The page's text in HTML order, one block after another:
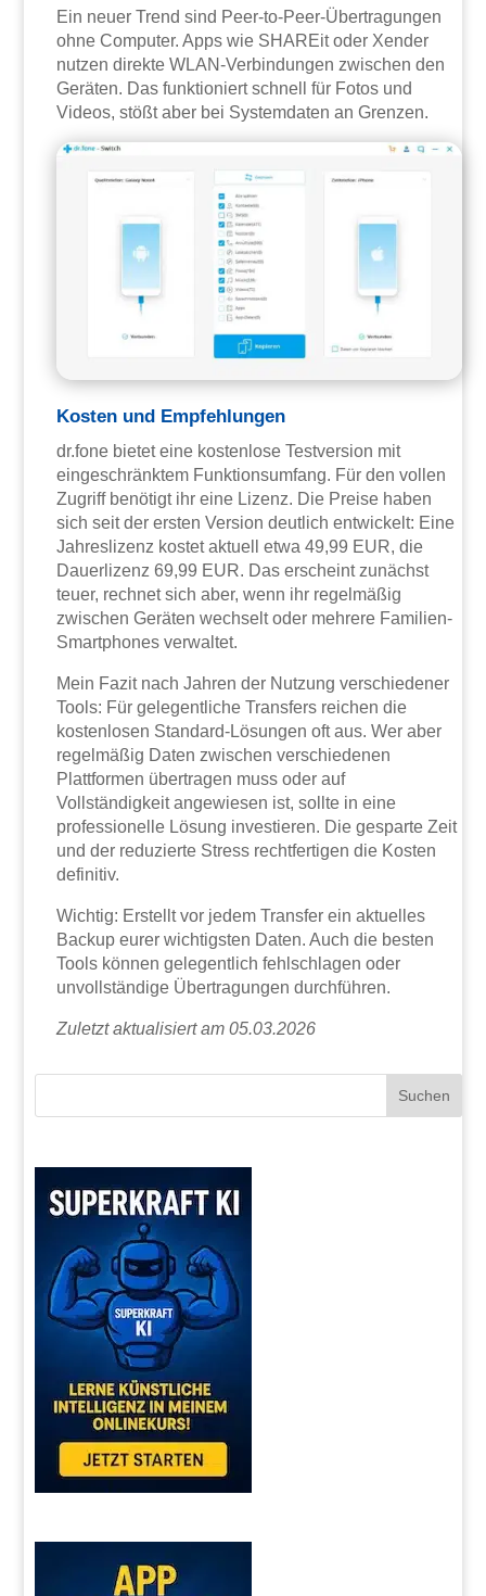
Ein neuer Trend sind Peer-to-Peer-Übertragungen
ohne Computer. Apps wie SHAREit oder Xender
nutzen direkte WLAN-Verbindungen zwischen den
Geräten. Das funktioniert schnell für Fotos und
Videos, stößt aber bei Systemdaten an Grenzen.
Kosten und Empfehlungen
dr.fone bietet eine kostenlose Testversion mit
eingeschränktem Funktionsumfang. Für den vollen
Zugriff benötigt ihr eine Lizenz. Die Preise haben
sich seit der ersten Version deutlich entwickelt: Eine
Jahreslizenz kostet aktuell etwa 49,99 EUR, die
Dauerlizenz 69,99 EUR. Das erscheint zunächst
teuer, rechnet sich aber, wenn ihr regelmäßig
zwischen Geräten wechselt oder mehrere Familien-
Smartphones verwaltet.
Mein Fazit nach Jahren der Nutzung verschiedener
Tools: Für gelegentliche Transfers reichen die
kostenlosen Standard-Lösungen oft aus. Wer aber
regelmäßig Daten zwischen verschiedenen
Plattformen übertragen muss oder auf
Vollständigkeit angewiesen ist, sollte in eine
professionelle Lösung investieren. Die gesparte Zeit
und der reduzierte Stress rechtfertigen die Kosten
definitiv.
Wichtig: Erstellt vor jedem Transfer ein aktuelles
Backup eurer wichtigsten Daten. Auch die besten
Tools können gelegentlich fehlschlagen oder
unvollständige Übertragungen durchführen.
Zuletzt aktualisiert am 05.03.2026